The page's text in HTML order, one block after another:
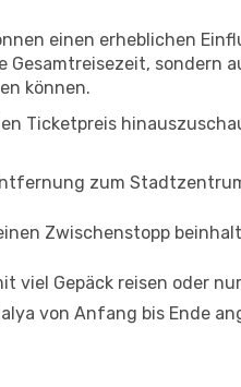
einen erheblichen
sondern
können.
Ticketpreis
zum
Zwischenstopp
viel Gepäck reisen oder
von Anfang bis Ende